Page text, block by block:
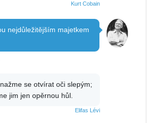
Kurt Cobain
nejdůležitějším majetkem
se otvírat oči slepým;
jim jen opěrnou hůl.
Elifas Lévi